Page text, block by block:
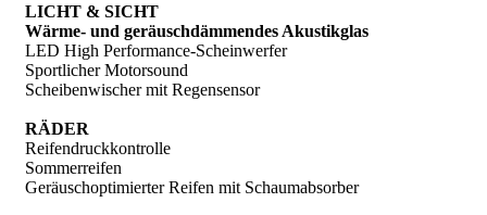
LICHT & SICHT
Wärme- und geräuschdämmendes Akustikglas
LED High Performance-Scheinwerfer
Sportlicher Motorsound
Scheibenwischer mit Regensensor
RÄDER
Reifendruckkontrolle
Sommerreifen
Geräuschoptimierter Reifen mit Schaumabsorber